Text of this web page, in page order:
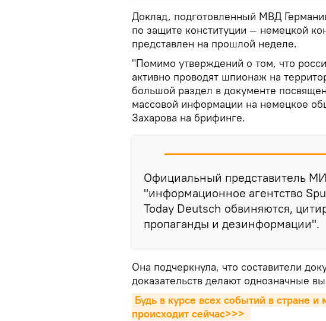
Доклад, подготовленный МВД
по защите конституции — немецкой
представлен на прошлой неделе.
"Помимо утверждений о том, что
активно проводят шпионаж на
большой раздел в документе
массовой информации на немецкое
Захарова на брифинге.
Официальный представитель
"информационное агентство
Today Deutsch обвиняются,
пропаганды и дезинформации".
Она подчеркнула, что составители
доказательств делают однозначные
Будь в курсе всех событий в стране
происходит сейчаc>>>